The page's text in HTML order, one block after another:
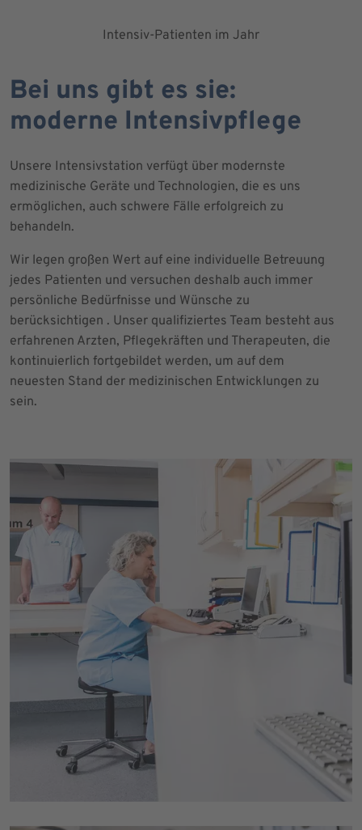
Intensiv-Patienten im Jahr
Bei uns gibt es sie:
moderne Intensivpflege
Unsere Intensivstation verfügt über modernste
medizinische Geräte und Technologien, die es uns
ermöglichen, auch schwere Fälle erfolgreich zu
behandeln.
Wir legen großen Wert auf eine individuelle Betreuung
jedes Patienten und versuchen deshalb auch immer
persönliche Bedürfnisse und Wünsche zu
berücksichtigen . Unser qualifiziertes Team besteht aus
erfahrenen Arzten, Pflegekräften und Therapeuten, die
kontinuierlich fortgebildet werden, um auf dem
neuesten Stand der medizinischen Entwicklungen zu
sein.